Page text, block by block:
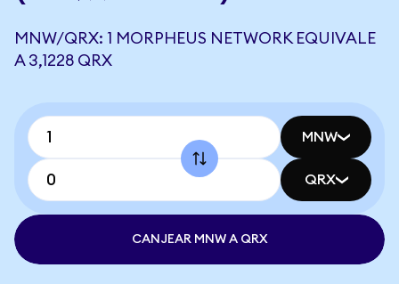
MNW/QRX: 1 MORPHEUS NETWORK EQUIVALE
A 3,1228 QRX
MNW
QRX
CANJEAR MNW A QRX